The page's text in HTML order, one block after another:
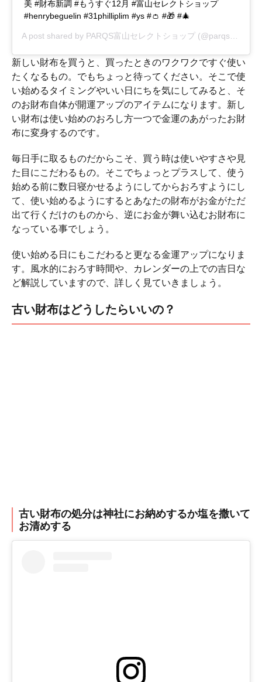
美 #財布新調 #もうすぐ12月 #富山セレクトショップ
#henrybeguelin #31philliplim #ys #👛 #🎁 #🎄
A post shared by PARQS富山セレクトショップ (@parqs) on
新しい財布を買うと、買ったときのワクワクですぐ使い
たくなるもの。でもちょっと待ってください。そこで使
い始めるタイミングやいい日にちを気にしてみると、そ
のお財布自体が開運アップのアイテムになります。新し
い財布は使い始めのおろし方一つで金運のあがったお財
布に変身するのです。
毎日手に取るものだからこそ、買う時は使いやすさや見
た目にこだわるもの。そこでちょっとプラスして、使う
始める前に数日寝かせるようにしてからおろすようにし
て、使い始めるようにするとあなたの財布がお金がただ
出て行くだけのものから、逆にお金が舞い込むお財布に
なっている事でしょう。
使い始める日にもこだわると更なる金運アップになりま
す。風水的におろす時間や、カレンダーの上での吉日な
ど解説していますので、詳しく見ていきましょう。
古い財布はどうしたらいいの？
古い財布の処分は神社にお納めするか塩を撒いて
お清めする